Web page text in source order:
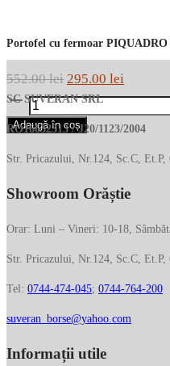
Portofel cu fermoar PIQUADRO
552.00lei Prețul
inițial
a
552.00 lei.
295.00 lei
curent
este:
Cantitate
Portofel
cu
fermoar
din
013226
Adaugă în coș
SC SUVERAN SRL
RO16632313 / J20/1123/2004
Str. Pricazului, Nr.124, Sc.C, Et.P,
Showroom Orăștie
Orar: Luni – Vineri: 10-18,
Str. Pricazului, Nr.124, Sc.C, Et.P,
Tel: 0744-474-045; 0744-764-200
suveran_borse@yahoo.com
Informații utile